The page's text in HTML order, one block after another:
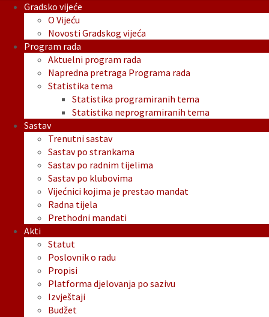
Gradsko vijeće
O Vijeću
Novosti Gradskog vijeća
Program rada
Aktuelni program rada
Napredna pretraga Programa rada
Statistika tema
Statistika programiranih tema
Statistika neprogramiranih tema
Sastav
Trenutni sastav
Sastav po strankama
Sastav po radnim tijelima
Sastav po klubovima
Vijećnici kojima je prestao mandat
Radna tijela
Prethodni mandati
Akti
Statut
Poslovnik o radu
Propisi
Platforma djelovanja po sazivu
Izvještaji
Budžet